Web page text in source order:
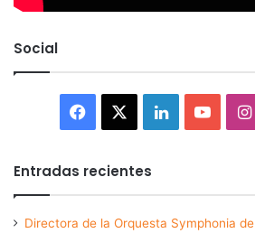
Social
Facebook LinkedIn
Entradas recientes
Directora de la Orquesta Symphonia